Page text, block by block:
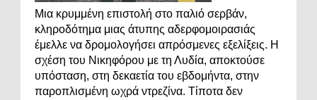
Μια κρυμμένη επιστολή στο παλιό σερβάν,
κληροδότημα μιας άτυπης αδερφομοιρασιάς
έμελλε να δρομολογήσει απρόσμενες εξελίξεις. Η
σχέση του Νικηφόρου με τη Λυδία, αποκτούσε
υπόσταση, στη δεκαετία του εβδομήντα, στην
παροπλισμένη ωχρά ντρεζίνα. Τίποτα δεν